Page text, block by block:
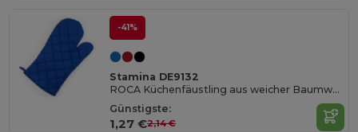
-41%
Stamina DE9132
ROCA Küchenfäustling aus weicher Baumwolle / Polyester mit einer gesteppten und eiine glatten Seite zur Veredlung
Günstigste:
1,27 €2,14 €